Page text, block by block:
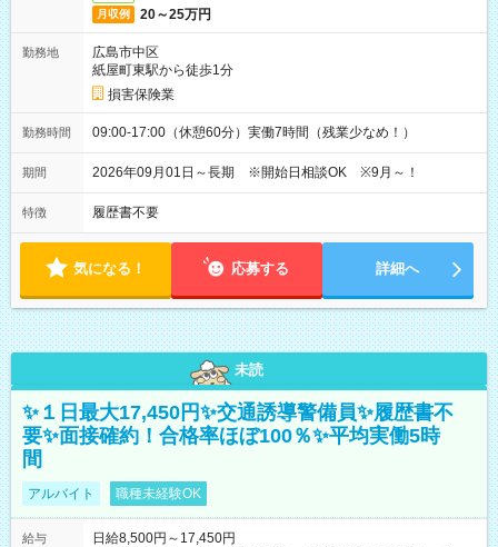
月収例 20～25万円
勤務地
広島市中区
紙屋町東駅から徒歩1分
損害保険業
勤務時間 09:00-17:00（休憩60分）実働7時間（残業少なめ！）
期間 2026年09月01日～長期 ※開始日相談OK ※9月～！
特徴 履歴書不要
気になる！ 応募する 詳細へ
未読
✨１日最大17,450円✨交通誘導警備員✨履歴書不
要✨面接確約！合格率ほぼ100％✨平均実働5時
間
アルバイト 職種未経験OK
給与
日給8,500円～17,450円